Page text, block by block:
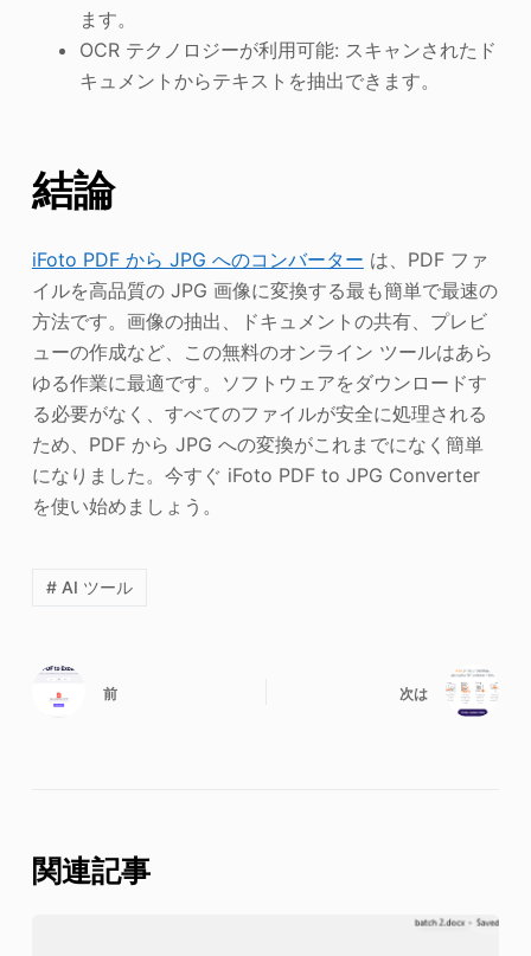
ます。
OCR テクノロジーが利用可能: スキャンされたド
キュメントからテキストを抽出できます。
結論
iFoto PDF から JPG へのコンバーター は、PDF ファ
イルを高品質の JPG 画像に変換する最も簡単で最速の
方法です。画像の抽出、ドキュメントの共有、プレビ
ューの作成など、この無料のオンライン ツールはあら
ゆる作業に最適です。ソフトウェアをダウンロードす
る必要がなく、すべてのファイルが安全に処理される
ため、PDF から JPG への変換がこれまでになく簡単
になりました。今すぐ iFoto PDF to JPG Converter
を使い始めましょう。
# AI ツール
前 次は
関連記事